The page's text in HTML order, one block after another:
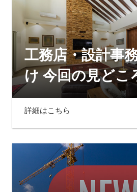
工務店・設計事
け 今回の見どこ
詳細はこちら